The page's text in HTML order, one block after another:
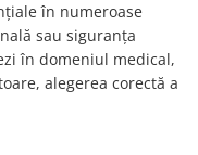
în numeroase
sau siguranța
în domeniul medical,
alegerea corectă a